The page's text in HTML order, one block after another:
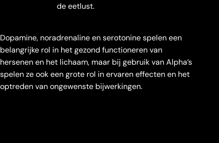
de eetlust.
Dopamine, noradrenaline en serotonine spelen een
belangrijke rol in het gezond functioneren van
hersenen en het lichaam, maar bij gebruik van Alpha’s
spelen ze ook een grote rol in ervaren effecten en het
optreden van ongewenste bijwerkingen.